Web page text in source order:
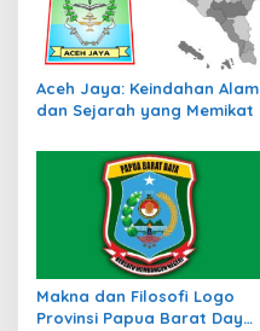
Aceh Jaya: Keindahan Alam
dan Sejarah yang Memikat
Makna dan Filosofi Logo
Provinsi Papua Barat Daya: